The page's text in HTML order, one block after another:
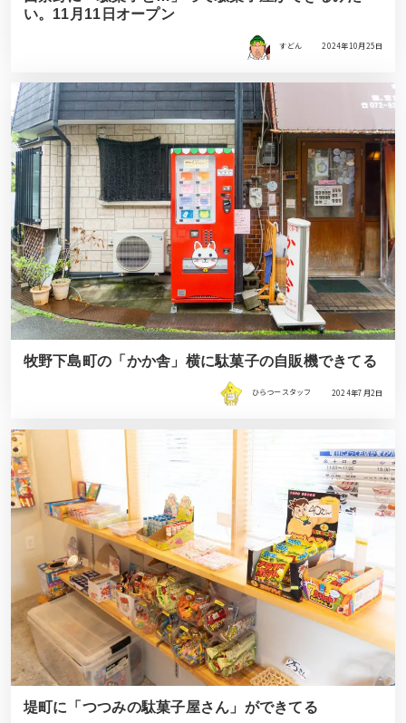
い。11月11日オープン
すどん 2024年10月25日
牧野下島町の「かか舎」横に駄菓子の自販機できてる
ひらつースタッフ 2024年7月2日
堤町に「つつみの駄菓子屋さん」ができてる